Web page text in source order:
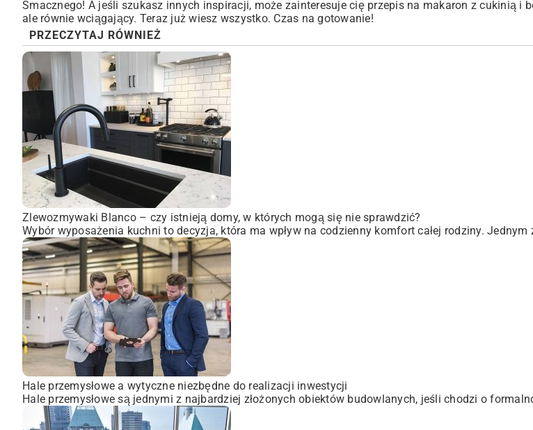
Smacznego! A jeśli szukasz innych inspiracji, może zainteresuje cię przepis na makaron z cukinią i
ale równie wciągający. Teraz już wiesz wszystko. Czas na gotowanie!
PRZECZYTAJ RÓWNIEŻ
Zlewozmywaki Blanco – czy istnieją domy, w których mogą się nie sprawdzić?
Wybór wyposażenia kuchni to decyzja, która ma wpływ na codzienny komfort całej rodziny. Jednym
Hale przemysłowe a wytyczne niezbędne do realizacji inwestycji
Hale przemysłowe są jednymi z najbardziej złożonych obiektów budowlanych, jeśli chodzi o